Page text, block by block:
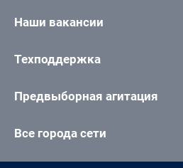
Наши вакансии
Техподдержка
Предвыборная агитация
Все города сети